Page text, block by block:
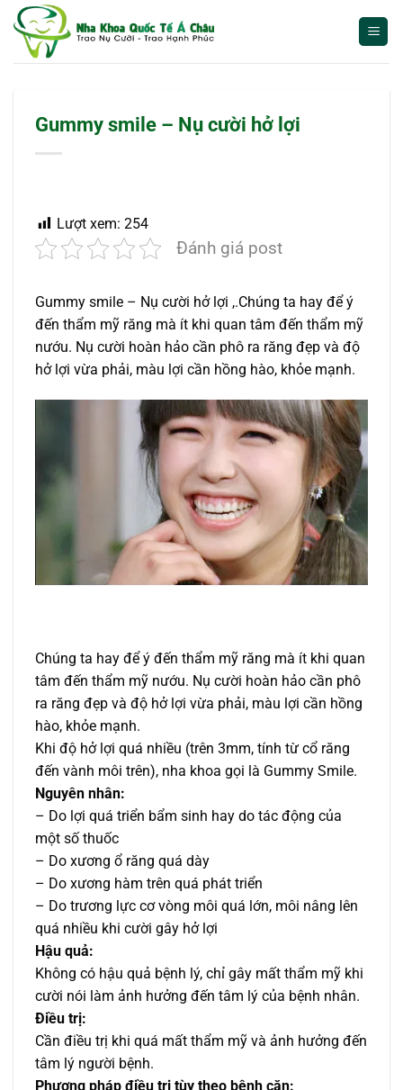
qua
Gummy smile – Nụ cười hở lợi
Lượt xem: 254
Đánh giá post
Gummy smile – Nụ cười hở lợi ,.Chúng ta hay để ý
đến thẩm mỹ răng mà ít khi quan tâm đến thẩm mỹ
nướu. Nụ cười hoàn hảo cần phô ra răng đẹp và độ
hở lợi vừa phải, màu lợi cần hồng hào, khỏe mạnh.
Chúng ta hay để ý đến thẩm mỹ răng mà ít khi quan
tâm đến thẩm mỹ nướu. Nụ cười hoàn hảo cần phô
ra răng đẹp và độ hở lợi vừa phải, màu lợi cần hồng
hào, khỏe mạnh.
Khi độ hở lợi quá nhiều (trên 3mm, tính từ cổ răng
đến vành môi trên), nha khoa gọi là Gummy Smile.
Nguyên nhân:
– Do lợi quá triển bẩm sinh hay do tác động của
một số thuốc
– Do xương ổ răng quá dày
– Do xương hàm trên quá phát triển
– Do trương lực cơ vòng môi quá lớn, môi nâng lên
quá nhiều khi cười gây hở lợi
Hậu quả:
Không có hậu quả bệnh lý, chỉ gây mất thẩm mỹ khi
cười nói làm ảnh hưởng đến tâm lý của bệnh nhân.
Điều trị:
Cần điều trị khi quá mất thẩm mỹ và ảnh hưởng đến
tâm lý người bệnh.
Phương pháp điều trị tùy theo bệnh căn: